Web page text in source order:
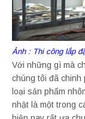
Ảnh : Thi công lắp
Với những gì mà
chúng tôi đã
loại sản phẩm
nhật là một trong